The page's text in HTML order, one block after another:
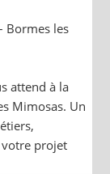
Bormes les
attend à la
Mimosas. Un
votre projet